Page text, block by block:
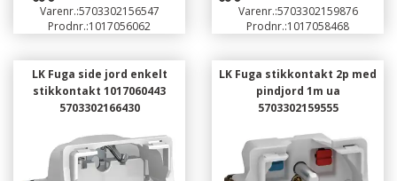
Varenr.:5703302156547
Prodnr.:1017056062
Varenr.:5703302159876
Prodnr.:1017058468
LK Fuga side jord enkelt
stikkontakt 1017060443
5703302166430
LK Fuga stikkontakt 2p med
pindjord 1m ua
5703302159555